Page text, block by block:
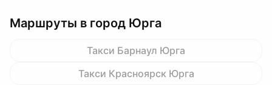
Маршруты в город Юрга
Такси Барнаул Юрга
Такси Красноярск Юрга